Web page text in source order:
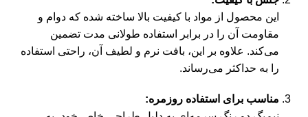
این محصول از مواد با کیفیت بالا ساخته شده که دوام و
مقاومت آن را در برابر استفاده طولانی مدت تضمین
می‌کند. علاوه بر این، بافت نرم و لطیف آن، راحتی استفاده
را به حداکثر می‌رساند.
مناسب برای استفاده روزمره: